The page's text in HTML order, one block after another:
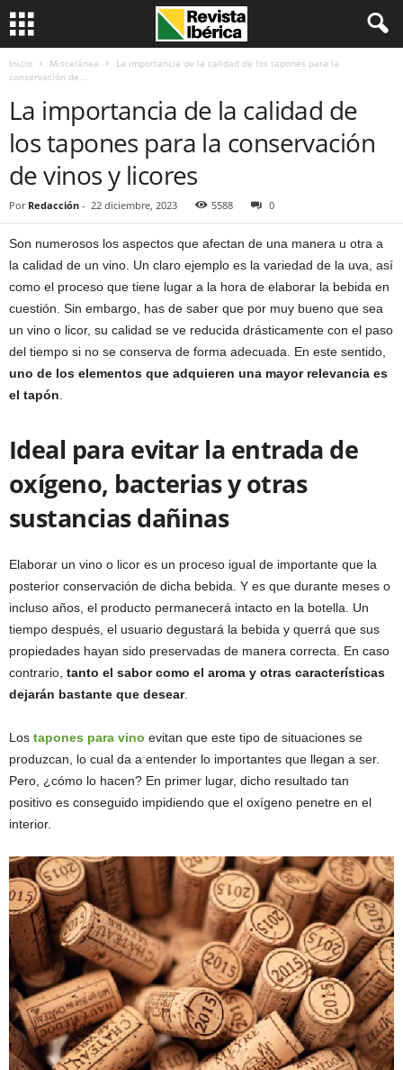
Inicio Miscelánea
La importancia de la calidad de los tapones para la
conservación de...
La importancia de la calidad de
los tapones para la conservación
de vinos y licores
Por Redacción - 22 diciembre, 2023 5588 0
Son numerosos los aspectos que afectan de una manera u otra a
la calidad de un vino. Un claro ejemplo es la variedad de la uva, así
como el proceso que tiene lugar a la hora de elaborar la bebida en
cuestión. Sin embargo, has de saber que por muy bueno que sea
un vino o licor, su calidad se ve reducida drásticamente con el paso
del tiempo si no se conserva de forma adecuada. En este sentido,
uno de los elementos que adquieren una mayor relevancia es
el tapón
Ideal para evitar la entrada de
oxígeno, bacterias y otras
sustancias dañinas
Elaborar un vino o licor es un proceso igual de importante que la
posterior conservación de dicha bebida. Y es que durante meses o
incluso años, el producto permanecerá intacto en la botella. Un
tiempo después, el usuario degustará la bebida y querrá que sus
propiedades hayan sido preservadas de manera correcta. En caso
contrario, tanto el sabor como el aroma y otras características
dejarán bastante que desear.
Los tapones para vino evitan que este tipo de situaciones se
produzcan, lo cual da a entender lo importantes que llegan a ser.
Pero, ¿cómo lo hacen? En primer lugar, dicho resultado tan
positivo es conseguido impidiendo que el oxígeno penetre en el
interior.